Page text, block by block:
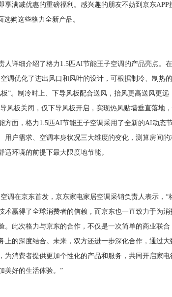
享满减优惠的重磅福利。感兴趣的朋友不妨到京东APP
购这些格力全新产品。
详细介绍了格力1.5匹AI节能王子空调的产品亮点。
调优化了进出风口和风叶的设计，可根据制冷、制热
”。制冷时上、下导风板配合送风，抬风更高送风更远
风板关闭，仅下导风板开启，实现热风贴墙垂直落地
方面，格力1.5匹AI节能王子空调采用了全新的AI动态
用户需求、空调本身状况三大维度的变化，测算房间的
环境的前提下最大限度地节能。
在京东首发，京东家电家居空调采销负责人表示，“
术赢得了全球消费者的信赖，而京东也一直致力于为消
。此次格力与京东的合作，不仅是一次简单的商业联合
上的深度结合。未来，双方还进一步深化合作，通过大
为消费者提供更加个性化的产品和服务，共同开启家电
美好的生活体验。”